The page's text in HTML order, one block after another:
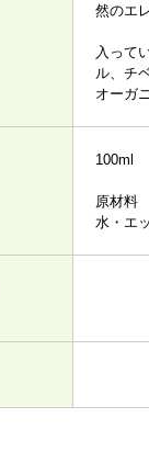
然のエ
入って
ル、チ
オーガ
100ml
原材料
水・エ